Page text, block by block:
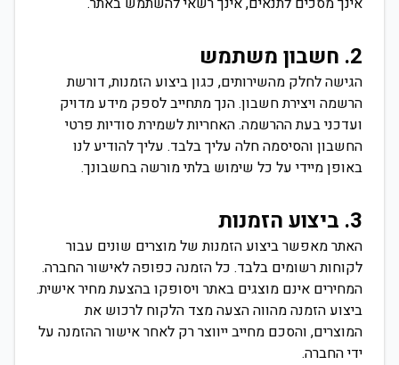
2. חשבון משתמש
הגישה לחלק מהשירותים, כגון ביצוע הזמנות, דורשת
הרשמה ויצירת חשבון. הנך מתחייב לספק מידע מדויק
ועדכני בעת ההרשמה. האחריות לשמירת סודיות פרטי
החשבון והסיסמה חלה עליך בלבד. עליך להודיע לנו
באופן מיידי על כל שימוש בלתי מורשה בחשבונך.
3. ביצוע הזמנות
האתר מאפשר ביצוע הזמנות של מוצרים שונים עבור
לקוחות רשומים בלבד. כל הזמנה כפופה לאישור החברה.
המחירים אינם מוצגים באתר ויסופקו בהצעת מחיר אישית.
ביצוע הזמנה מהווה הצעה מצד הלקוח לרכוש את
המוצרים, והסכם מחייב ייווצר רק לאחר אישור ההזמנה על
ידי החברה.